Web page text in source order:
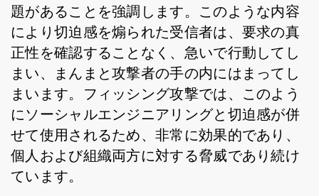
題があることを強調します。このような内容
により切迫感を煽られた受信者は、要求の真
正性を確認することなく、急いで行動してし
まい、まんまと攻撃者の手の内にはまってし
まいます。フィッシング攻撃では、このよう
にソーシャルエンジニアリングと切迫感が併
せて使用されるため、非常に効果的であり、
個人および組織両方に対する脅威であり続け
ています。